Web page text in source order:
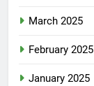
March 2025
February 2025
January 2025